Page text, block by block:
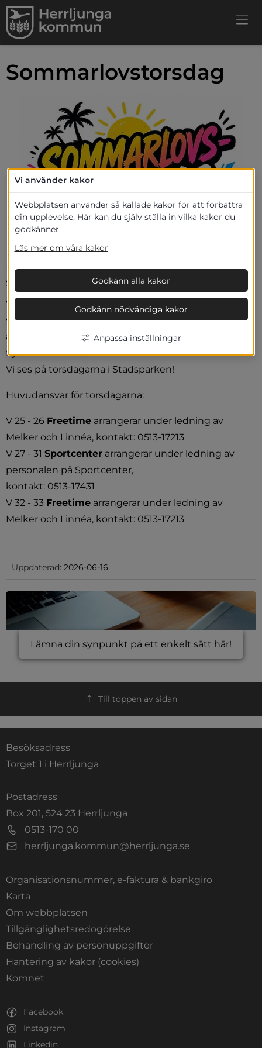
Sommarlovstorsdag
Freetime och Sportcenter välkomnar alla
mellan 7-18 år att hänga med oss i
stadsparken i Herrljunga i sommar!
Varje torsdag från och med vecka 26 och till och med
v 33 kommer vi att duka upp en mängd olika
aktiviteter i stadsparken kl 13-16. Vid dåligt väder
flyttar vi inomhus.
Vi ses på torsdagarna i Stadsparken!
Huvudansvar för torsdagarna:
V 25 - 26 Freetime arrangerar under ledning av
Melker och Linnéa, kontakt: 0513-17213
V 27 - 31 Sportcenter arrangerar under ledning av
personalen på Sportcenter,
kontakt: 0513-17431
V 32 - 33 Freetime arrangerar under ledning av
Melker och Linnéa, kontakt: 0513-17213
Uppdaterad: 2026-06-16
Lämna din synpunkt på ett enkelt sätt här!
Till toppen av sidan
Besöksadress
Torget 1 i Herrljunga
Postadress
Box 201, 524 23 Herrljunga
0513-170 00
herrljunga.kommun@herrljunga.se
Organisationsnummer, e-faktura & bankgiro
Karta
Om webbplatsen
Tillgänglighetsredogörelse
Behandling av personuppgifter
Hantering av kakor (cookies)
Komnet
Facebook
Instagram
Linkedin
Vi använder kakor
Webbplatsen använder så kallade kakor för att förbättra
din upplevelse. Här kan du själv ställa in vilka kakor du
godkänner.
Läs mer om våra kakor
Godkänn alla kakor
Godkänn nödvändiga kakor
Anpassa inställningar